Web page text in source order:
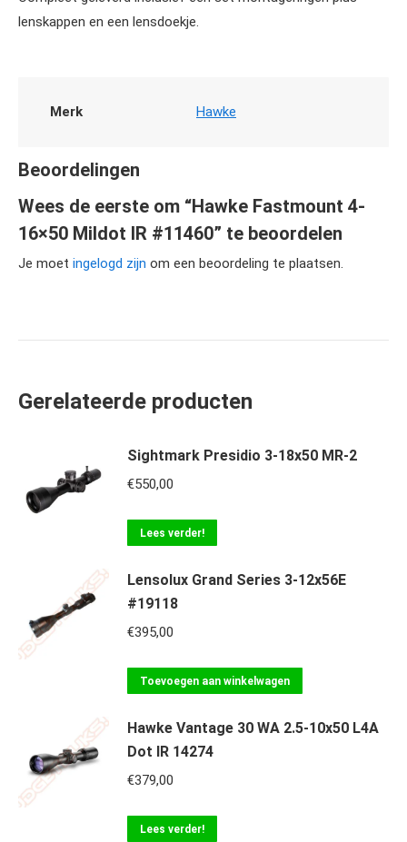
lenskappen en een lensdoekje.
Merk Hawke
Beoordelingen
Wees de eerste om “Hawke Fastmount 4-
16×50 Mildot IR #11460” te beoordelen
Je moet ingelogd zijn om een beoordeling te plaatsen.
Gerelateerde producten
Sightmark Presidio 3-18x50 MR-2
€550,00
Lees verder!
Lensolux Grand Series 3-12x56E
#19118
€395,00
Toevoegen aan winkelwagen
Hawke Vantage 30 WA 2.5-10x50 L4A
Dot IR 14274
€379,00
Lees verder!